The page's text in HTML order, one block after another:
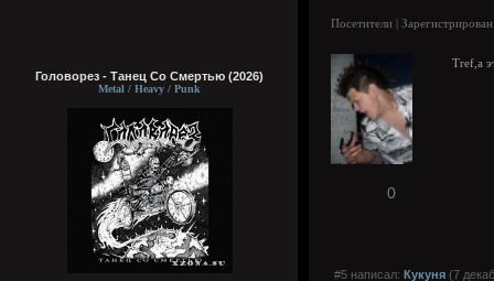
Головорез - Tанец Со Смертью (2026)
Metal / Heavy / Punk
Посетители |
Tref,а
0
#5 написал: Кукуня (7